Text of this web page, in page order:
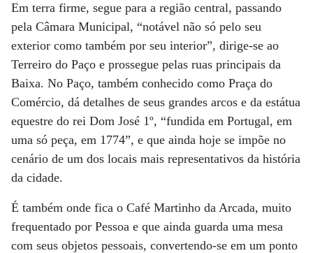
Em terra firme, segue para a região central, passando
pela Câmara Municipal, “notável não só pelo seu
exterior como também por seu interior”, dirige-se ao
Terreiro do Paço e prossegue pelas ruas principais da
Baixa. No Paço, também conhecido como Praça do
Comércio, dá detalhes de seus grandes arcos e da estátua
equestre do rei Dom José 1º, “fundida em Portugal, em
uma só peça, em 1774”, e que ainda hoje se impõe no
cenário de um dos locais mais representativos da história
da cidade.
É também onde fica o Café Martinho da Arcada, muito
frequentado por Pessoa e que ainda guarda uma mesa
com seus objetos pessoais, convertendo-se em um ponto